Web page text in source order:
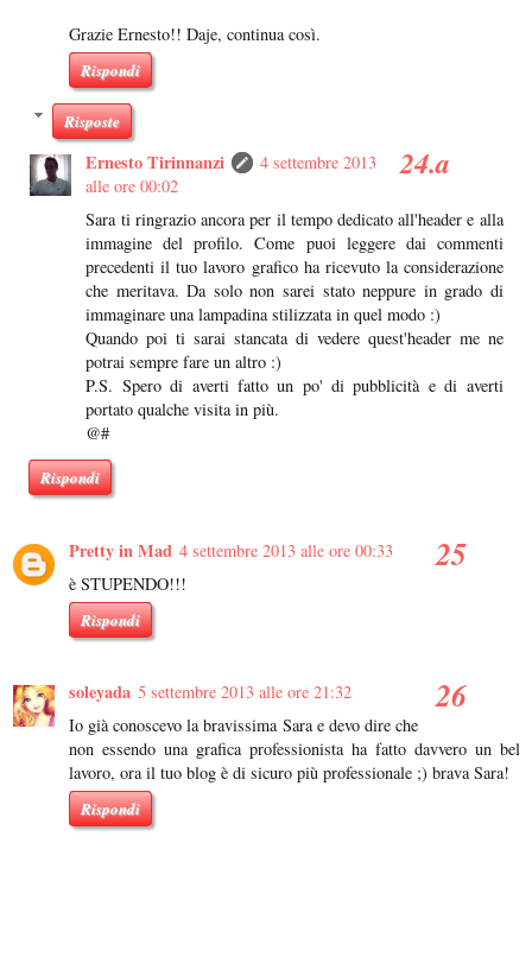
Grazie Ernesto!! Daje, continua così.
Rispondi
Risposte
Ernesto Tirinnanzi
4 settembre 2013
alle ore 00:02
Sara ti ringrazio ancora per il tempo dedicato all'header e alla
immagine del profilo. Come puoi leggere dai commenti
precedenti il tuo lavoro grafico ha ricevuto la considerazione
che meritava. Da solo non sarei stato neppure in grado di
immaginare una lampadina stilizzata in quel modo :)
Quando poi ti sarai stancata di vedere quest'header me ne
potrai sempre fare un altro :)
P.S. Spero di averti fatto un po' di pubblicità e di averti
portato qualche visita in più.
@#
Rispondi
Pretty in Mad 4 settembre 2013 alle ore 00:33
è STUPENDO!!!
Rispondi
soleyada 5 settembre 2013 alle ore 21:32
Io già conoscevo la bravissima Sara e devo dire che
non essendo una grafica professionista ha fatto davvero un bel
lavoro, ora il tuo blog è di sicuro più professionale ;) brava Sara!
Rispondi